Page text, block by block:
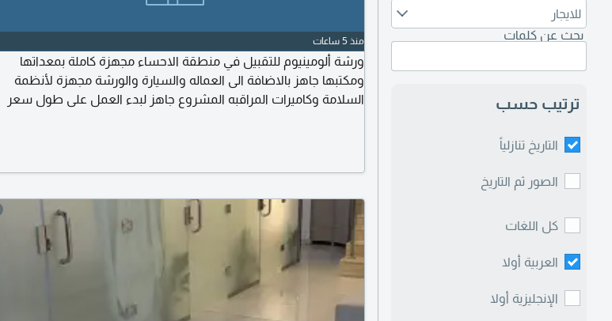
للايجار
بحث عن كلمات
ترتيب حسب
التاريخ تنازلياً
الصور ثم التاريخ
كل اللغات
العربية أولا
الإنجليزية أولا
منذ 5 ساعات
ورشة ألومينيوم للتقبيل في منطقة الاحساء مجهزة كاملة بمعداتها
ومكتبها جاهز بالاضافة الى العماله والسيارة والورشة مجهزة لأنظمة
السلامة وكاميرات المراقبه المشروع جاهز لبدء العمل على طول سعر